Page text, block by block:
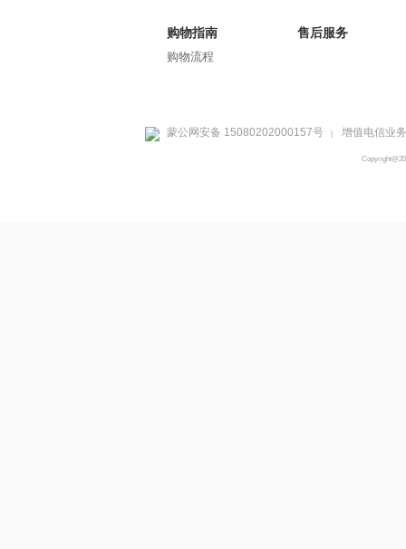
购物指南
购物流程
售后服务
蒙公网安备 15080202000157号 | 增值电信业